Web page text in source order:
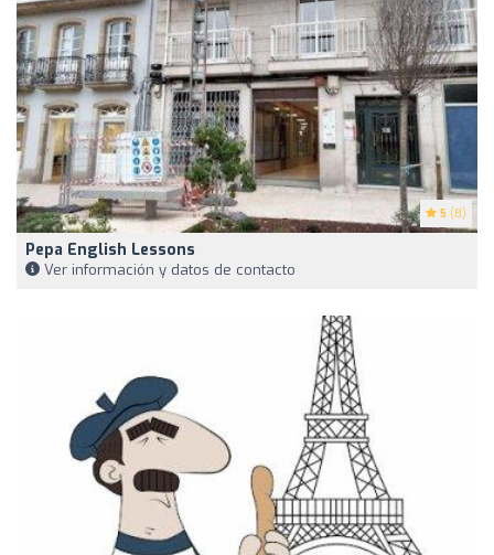
5 (8)
Pepa English Lessons
Ver información y datos de contacto